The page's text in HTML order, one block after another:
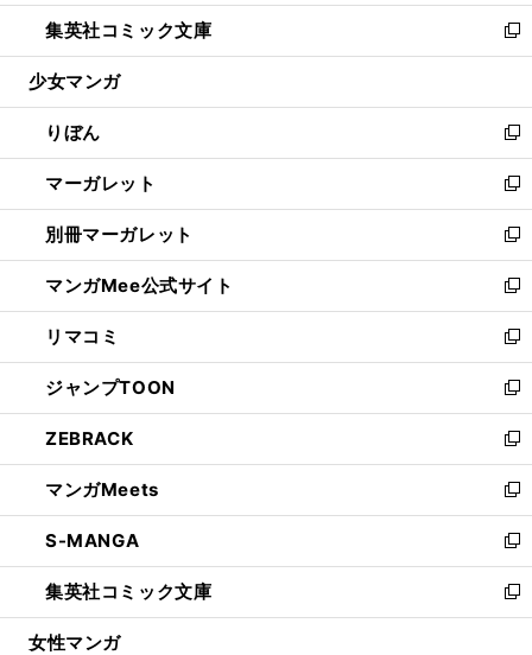
開
く
ウ
で
開
ン
ド
ウ
開
く
ウ
ィ
ン
ウ
で
開
く
し
い
ウ
ン
ド
ウ
で
開
く
集英社コミック文庫
新
し
ウ
ィ
ン
ド
ウ
で
開
く
少女マンガ
りぼん
新
し
い
ウ
ィ
ン
ド
ウ
で
開
く
マーガレット
新
し
い
ウ
ィ
ン
ド
ウ
で
開
く
別冊マーガレット
新
し
い
ウ
ィ
ン
ド
ウ
で
開
く
マンガMee公式サイト
新
し
い
ウ
ィ
ン
ド
ウ
で
開
く
リマコミ
新
し
い
ウ
ィ
ン
ド
ウ
で
開
く
ジャンプTOON
新
し
い
ウ
ィ
ン
ド
ウ
で
開
ZEBRACK
新
し
い
ウ
ィ
ン
ド
ウ
マンガMeets
新
し
い
ウ
ィ
ン
S-MANGA
新
し
い
ウ
集英社コミック文庫
新
し
女性マンガ